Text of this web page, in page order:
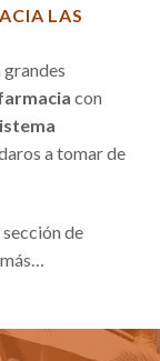
LAS
con
a tomar de
de